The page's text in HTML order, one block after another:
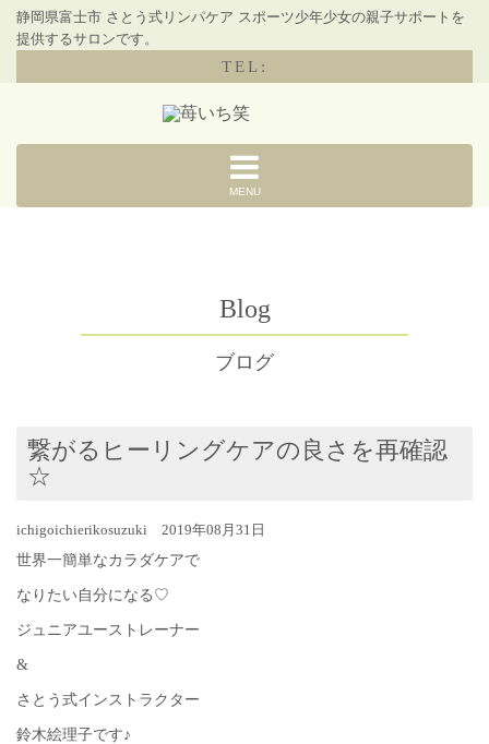
静岡県富士市 さとう式リンパケア スポーツ少年少女の親子サポートを
提供するサロンです。
TEL:
MENU
Blog
ブログ
繋がるヒーリングケアの良さを再確認
☆
ichigoichierikosuzuki 2019年08月31日
世界一簡単なカラダケアで
なりたい自分になる♡
ジュニアユーストレーナー
&
さとう式インストラクター
鈴木絵理子です♪